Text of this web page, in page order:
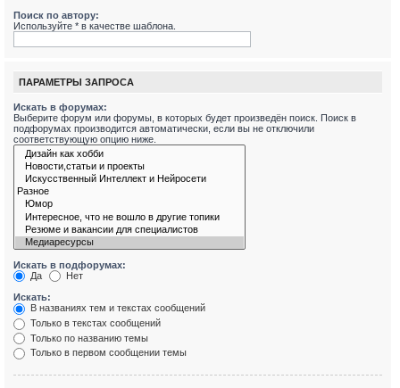
Поиск по автору:
Используйте * в качестве шаблона.
ПАРАМЕТРЫ ЗАПРОСА
Искать в форумах:
Выберите форум или форумы, в которых будет произведён поиск. Поиск в
подфорумах производится автоматически, если вы не отключили
соответствующую опцию ниже.
Искать в подфорумах:
Да
Нет
Искать:
В названиях тем и текстах сообщений
Только в текстах сообщений
Только по названию темы
Только в первом сообщении темы